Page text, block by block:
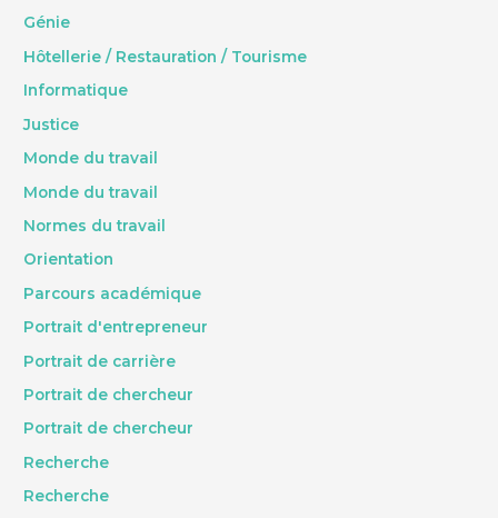
Génie
Hôtellerie / Restauration / Tourisme
Informatique
Justice
Monde du travail
Monde du travail
Normes du travail
Orientation
Parcours académique
Portrait d'entrepreneur
Portrait de carrière
Portrait de chercheur
Portrait de chercheur
Recherche
Recherche